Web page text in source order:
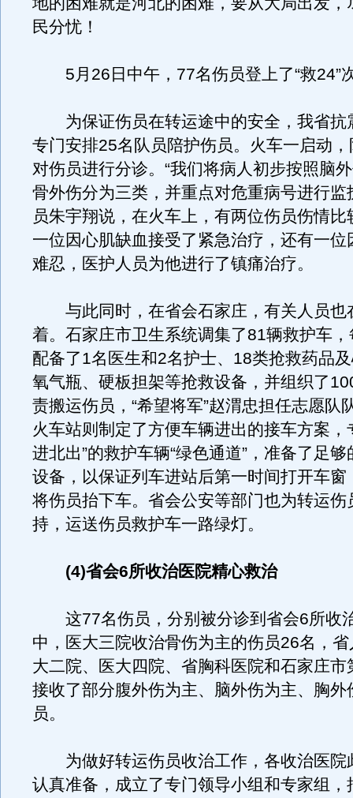
民分忧！
5月26日中午，77名伤员登上了“救24”
为保证伤员在转运途中的安全，我省抗
专门安排25名队员陪护伤员。火车一启动
对伤员进行分诊。“我们将病人初步按照脑
骨外伤分为三类，并重点对危重病号进行监
员朱宇翔说，在火车上，有两位伤员伤情比
一位因心肌缺血接受了紧急治疗，还有一位
难忍，医护人员为他进行了镇痛治疗。
与此同时，在省会石家庄，有关人员也
着。石家庄市卫生系统调集了81辆救护车
配备了1名医生和2名护士、18类抢救药品
氧气瓶、硬板担架等抢救设备，并组织了
责搬运伤员，“希望将军”赵渭忠担任志愿队
火车站则制定了方便车辆进出的接车方案，
进北出”的救护车辆“绿色通道”，准备了足
设备，以保证列车进站后第一时间打开车窗
将伤员抬下车。省会公安等部门也为转运伤
持，运送伤员救护车一路绿灯。
(4)省会6所收治医院精心救治
这77名伤员，分别被分诊到省会6所收
中，医大三院收治骨伤为主的伤员26名，
大二院、医大四院、省胸科医院和石家庄市
接收了部分腹外伤为主、脑外伤为主、胸外
员。
为做好转运伤员收治工作，各收治医院
认真准备，成立了专门领导小组和专家组，